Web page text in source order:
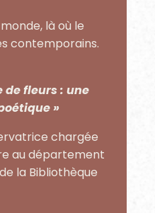
là où le
contemporains.
de fleurs : une
»
chargée
au département
la Bibliothèque